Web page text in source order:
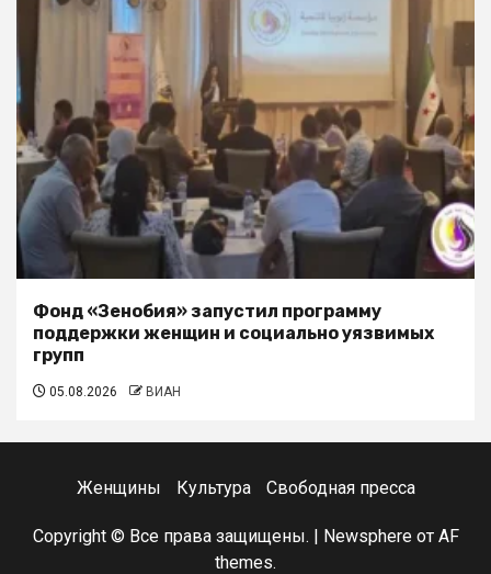
Фонд «Зенобия» запустил программу
поддержки женщин и социально уязвимых
групп
05.08.2026 ВИАН
Женщины Культура Свободная пресса
Copyright © Все права защищены. | Newsphereот AF
themes.